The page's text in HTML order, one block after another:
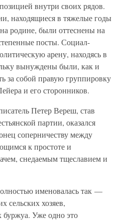
внутри своих рядов.
находящиеся в тяжелые годы
родине, были оттеснены на
посты. Социал-
арену, находясь в
вынуждены были, как и
за собой правую группировку
и его сторонников.
Петер Вереш, став
партии, оказался
соперничеству между
к простоте и
снедаемым тщеславием и
именовалась так —
сельских хозяев,
буржуа. Уже одно это